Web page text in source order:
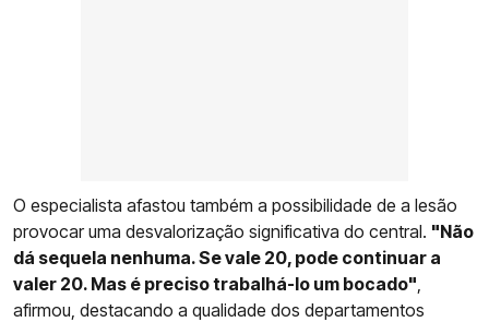
O especialista afastou também a possibilidade de a lesão
provocar uma desvalorização significativa do central. "Não
dá sequela nenhuma. Se vale 20, pode continuar a
valer 20. Mas é preciso trabalhá-lo um bocado"
afirmou, destacando a qualidade dos departamentos